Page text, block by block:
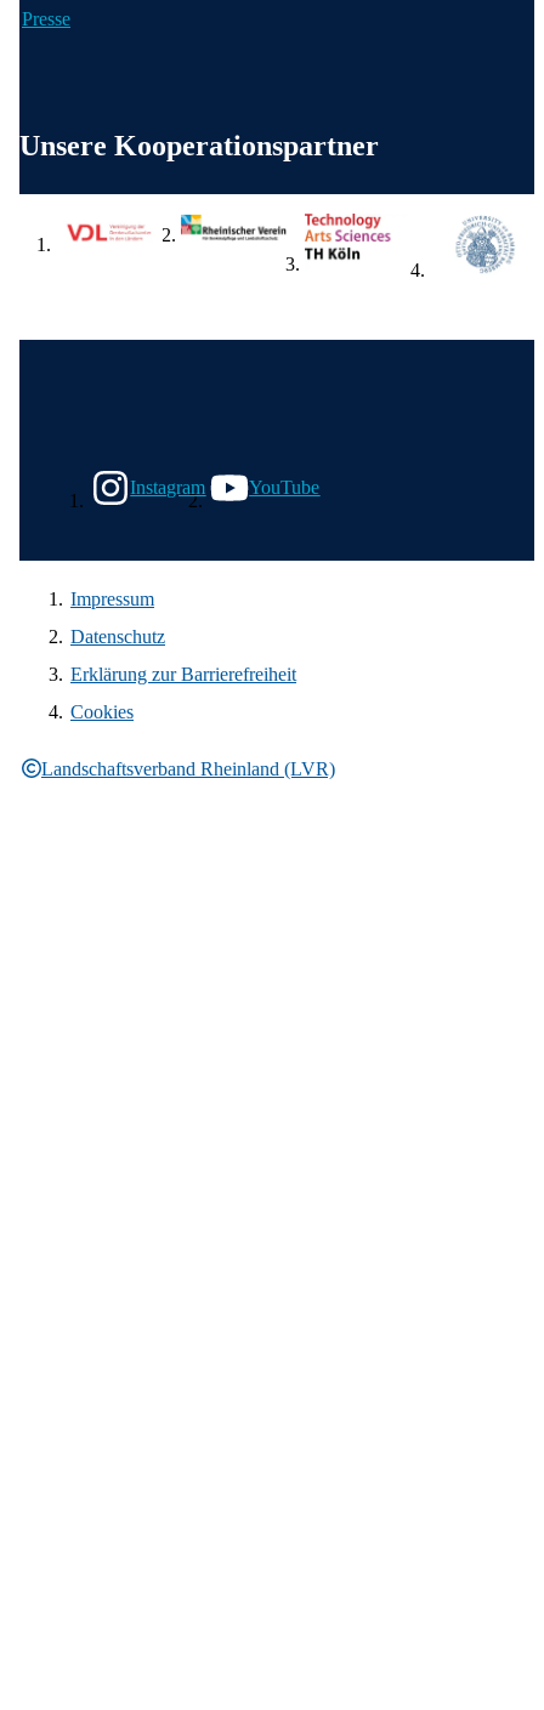
Presse
Unsere Kooperationspartner
Instagram
YouTube
Landschaftsverband Rheinland (LVR)
Impressum
Datenschutz
Erklärung zur Barrierefreiheit
Cookies